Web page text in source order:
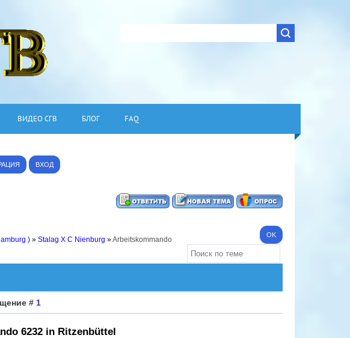
ВИДЕО СГВ БЛОГ FAQ
ВХОД
) » Stalag X C Nienburg »Arbeitskommando
# 1
6232 in Ritzenbüttel